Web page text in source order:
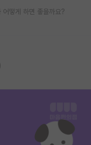
어떻게 하면 좋을까요?